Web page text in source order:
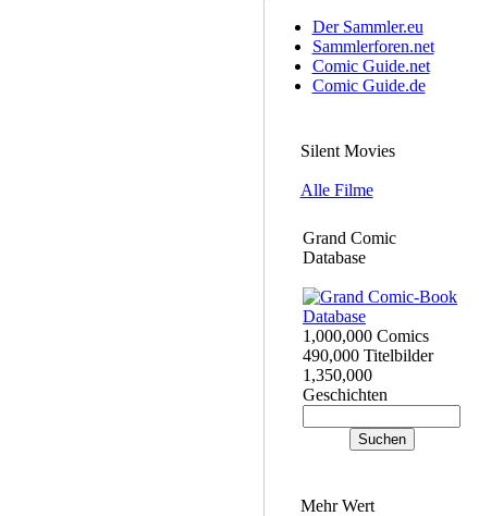
Der Sammler.eu
Sammlerforen.net
Comic Guide.net
Comic Guide.de
Silent Movies
Alle Filme
Grand Comic
Database
1,000,000 Comics
490,000 Titelbilder
1,350,000
Geschichten
Mehr Wert